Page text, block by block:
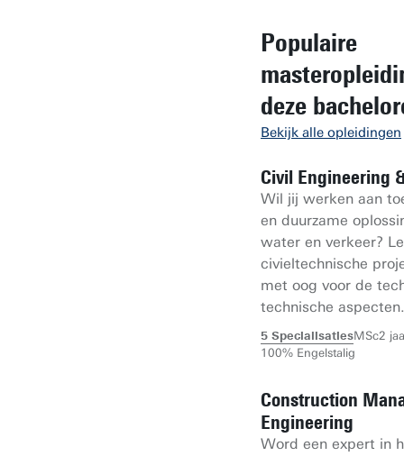
Populaire
deze
Bekijk alle opleidingen
Civil Engineering
Wil jij werken aan
en duurzame
water en verkeer?
civieltechnische
met oog voor de
technische aspecten.
5 SpecialisatiesMSc2
100% Engelstalig
Construction
Engineering
Word een expert in